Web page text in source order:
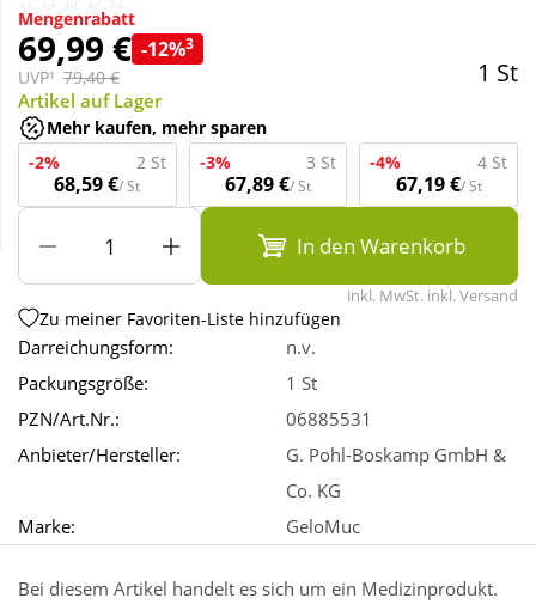
Sanitätshaus
Sport & Fitness
Tierbedarf
Mengenrabatt
69,99 € -12%3
UVP¹ 79,40 € 1 St
Artikel auf Lager
Mehr kaufen, mehr sparen
-2%
2 St
68,59 €/ St
-3% 3 St
67,89 €/ St
-4% 4 St
67,19 €/ St
In den Warenkorb
inkl. MwSt. inkl. Versand
Zu meiner Favoriten-Liste hinzufügen
Darreichungsform:
n.v.
Packungsgröße:
1 St
PZN/Art.Nr.:
06885531
Anbieter/Hersteller:
G. Pohl-Boskamp GmbH &
Co. KG
Marke:
GeloMuc
Bei diesem Artikel handelt es sich um ein Medizinprodukt.